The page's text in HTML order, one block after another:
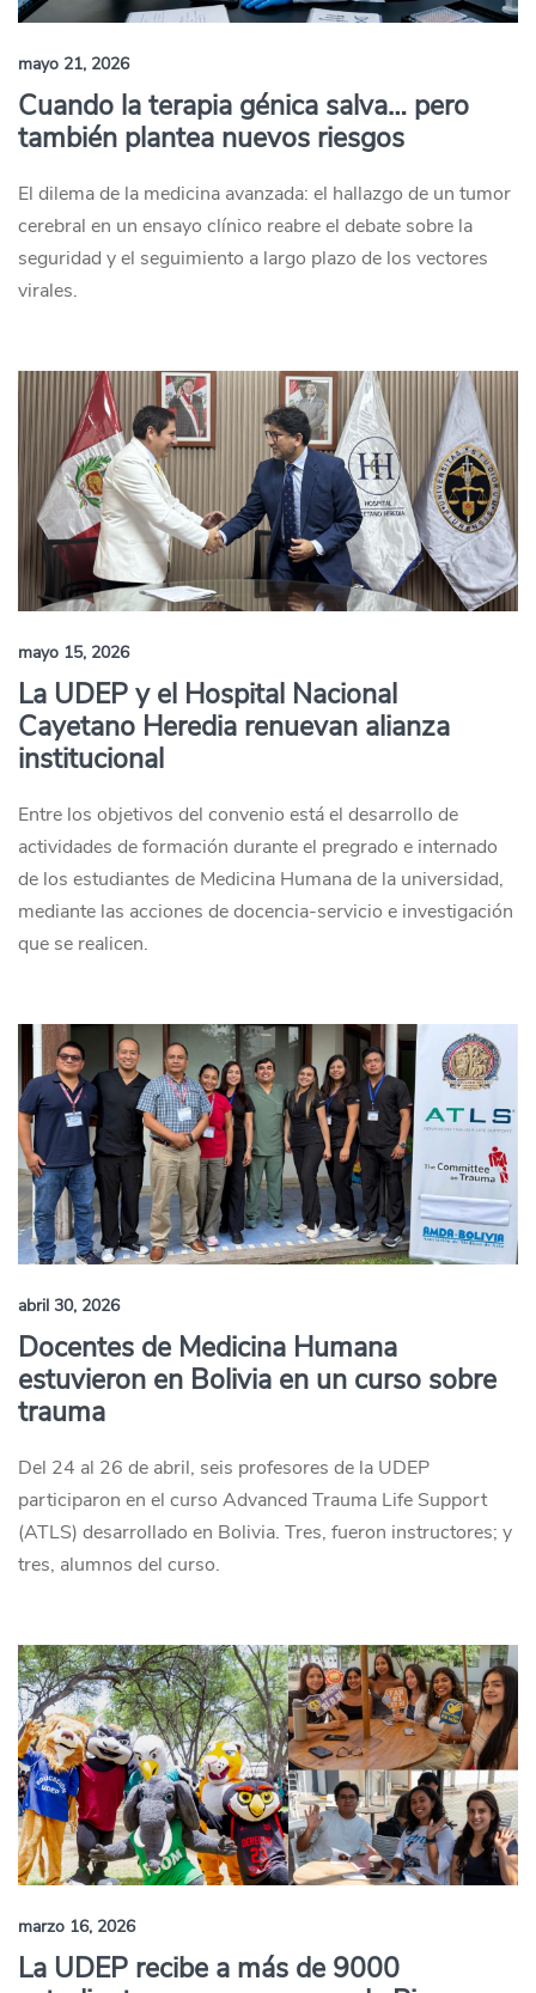
mayo 21, 2026
Cuando la terapia génica salva… pero
también plantea nuevos riesgos
El dilema de la medicina avanzada: el hallazgo de un tumor
cerebral en un ensayo clínico reabre el debate sobre la
seguridad y el seguimiento a largo plazo de los vectores
virales.
mayo 15, 2026
La UDEP y el Hospital Nacional
Cayetano Heredia renuevan alianza
institucional
Entre los objetivos del convenio está el desarrollo de
actividades de formación durante el pregrado e internado
de los estudiantes de Medicina Humana de la universidad,
mediante las acciones de docencia-servicio e investigación
que se realicen.
abril 30, 2026
Docentes de Medicina Humana
estuvieron en Bolivia en un curso sobre
trauma
Del 24 al 26 de abril, seis profesores de la UDEP
participaron en el curso Advanced Trauma Life Support
(ATLS) desarrollado en Bolivia. Tres, fueron instructores; y
tres, alumnos del curso.
marzo 16, 2026
La UDEP recibe a más de 9000